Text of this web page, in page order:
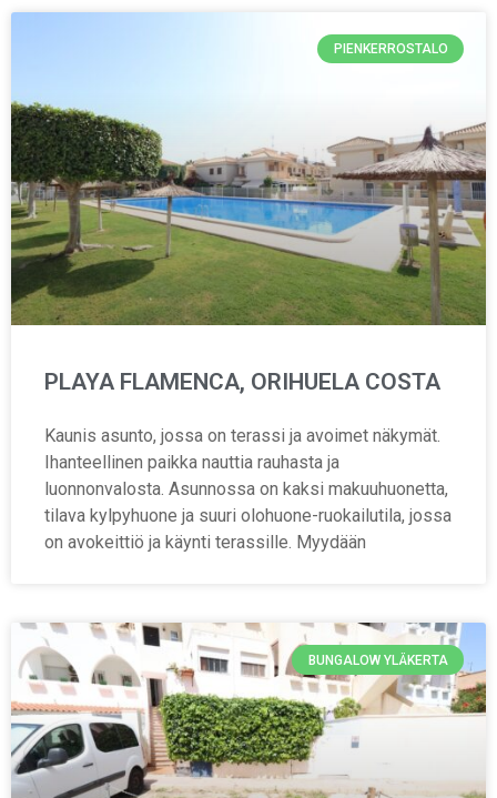
PIENKERROSTALO
PLAYA FLAMENCA, ORIHUELA COSTA
Kaunis asunto, jossa on terassi ja avoimet näkymät.
Ihanteellinen paikka nauttia rauhasta ja
luonnonvalosta. Asunnossa on kaksi makuuhuonetta,
tilava kylpyhuone ja suuri olohuone-ruokailutila, jossa
on avokeittiö ja käynti terassille. Myydään
BUNGALOW YLÄKERTA